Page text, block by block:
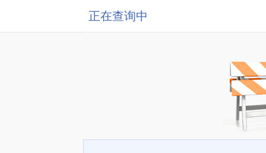
正在查询中